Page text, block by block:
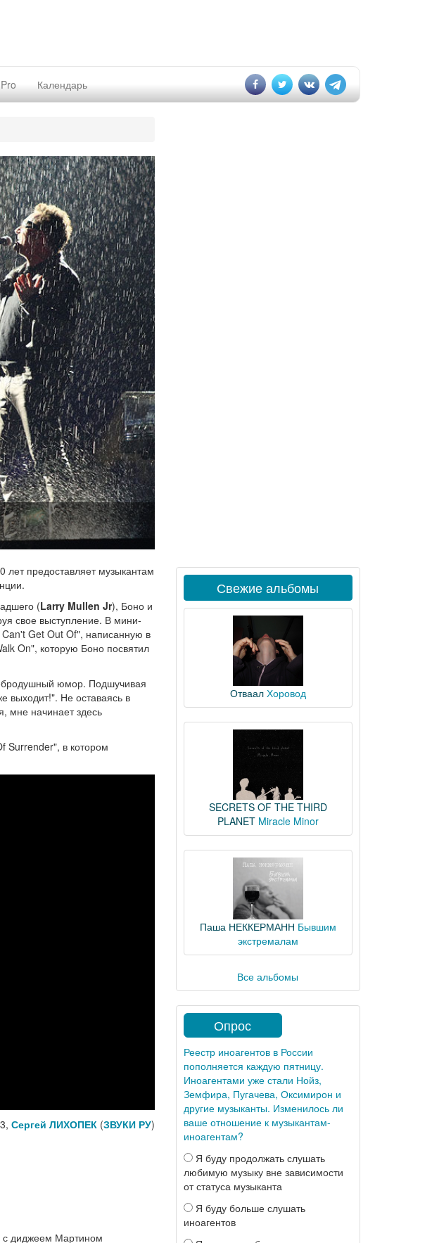
Календарь
лет предоставляет музыкантам
(Larry Mullen Jr), Боно и
свое выступление. В мини-
Get Out Of", написанную в
On", которую Боно посвятил
юмор. Подшучивая
выходит!". Не оставаясь в
мне начинает здесь
Surrender", в котором
Сергей ЛИХОПЕК(ЗВУКИ РУ)
с диджеем Мартином
Свежие альбомы
Отваал Хоровод
SECRETS OF THE THIRD
PLANET Miracle Minor
Паша НЕККЕРМАНН Бывшим
экстремалам
Все альбомы
Опрос
Реестр иноагентов в России
пополняется каждую пятницу.
Иноагентами уже стали Нойз,
Земфира, Пугачева, Оксимирон и
другие музыканты. Изменилось ли
ваше отношение к музыкантам-
иноагентам?
Я буду продолжать слушать
любимую музыку вне зависимости
от статуса музыканта
Я буду больше слушать
иноагентов